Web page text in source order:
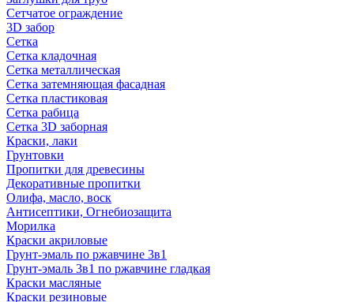
Сетчатое ограждение
3D забор
Сетка
Сетка кладочная
Сетка металлическая
Сетка затемняющая фасадная
Сетка пластиковая
Сетка рабица
Сетка 3D заборная
Краски, лаки
Грунтовки
Пропитки для древесины
Декоративные пропитки
Олифа, масло, воск
Антисептики, Огнебиозащита
Морилка
Краски акриловые
Грунт-эмаль по ржавчине 3в1
Грунт-эмаль 3в1 по ржавчине гладкая
Краски масляные
Краски резиновые